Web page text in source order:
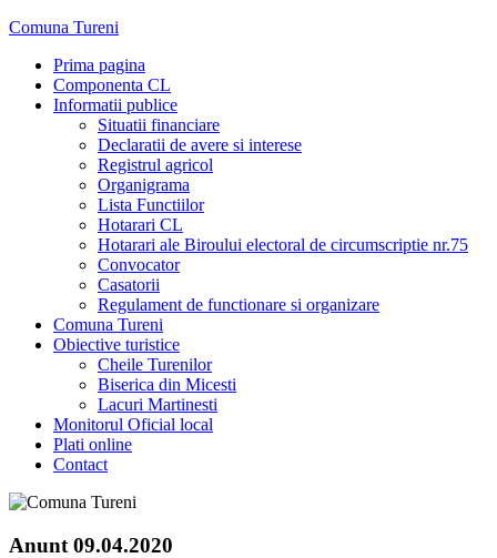
Skip
content
Comuna Tureni
Prima pagina
Componenta CL
Informatii publice
Situatii financiare
Declaratii de avere si interese
Registrul agricol
Organigrama
Lista Functiilor
Hotarari CL
Hotarari ale Biroului electoral de circumscriptie nr.75
Convocator
Casatorii
Regulament de functionare si organizare
Comuna Tureni
Obiective turistice
Cheile Turenilor
Biserica din Micesti
Lacuri Martinesti
Monitorul Oficial local
Plati online
Contact
Anunt 09.04.2020